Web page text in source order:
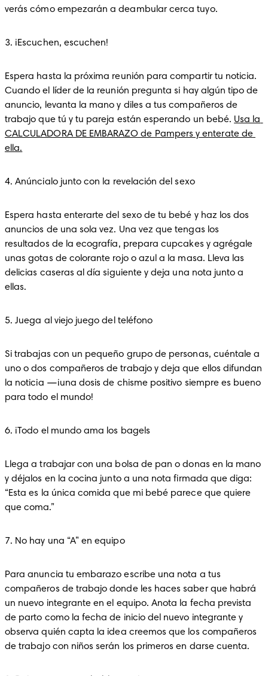
verás cómo empezarán a deambular cerca tuyo.
3. ¡Escuchen, escuchen!
Espera hasta la próxima reunión para compartir tu noticia.
Cuando el líder de la reunión pregunta si hay algún tipo de
anuncio, levanta la mano y diles a tus compañeros de
trabajo que tú y tu pareja están esperando un bebé. Usa la
CALCULADORA DE EMBARAZO de Pampers y enterate de
ella.
4. Anúncialo junto con la revelación del sexo
Espera hasta enterarte del sexo de tu bebé y haz los dos
anuncios de una sola vez. Una vez que tengas los
resultados de la ecografía, prepara cupcakes y agrégale
unas gotas de colorante rojo o azul a la masa. Lleva las
delicias caseras al día siguiente y deja una nota junto a
ellas.
5. Juega al viejo juego del teléfono
Si trabajas con un pequeño grupo de personas, cuéntale a
uno o dos compañeros de trabajo y deja que ellos difundan
la noticia —¡una dosis de chisme positivo siempre es bueno
para todo el mundo!
6. ¡Todo el mundo ama los bagels
Llega a trabajar con una bolsa de pan o donas en la mano
y déjalos en la cocina junto a una nota firmada que diga:
“Esta es la única comida que mi bebé parece que quiere
que coma.”
7. No hay una “A” en equipo
Para anuncia tu embarazo escribe una nota a tus
compañeros de trabajo donde les haces saber que habrá
un nuevo integrante en el equipo. Anota la fecha prevista
de parto como la fecha de inicio del nuevo integrante y
observa quién capta la idea creemos que los compañeros
de trabajo con niños serán los primeros en darse cuenta.